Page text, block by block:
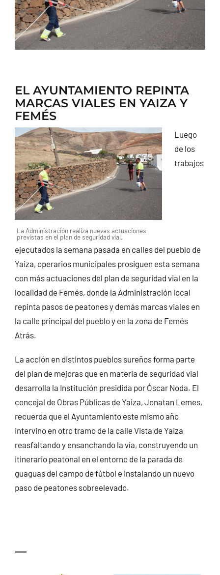
EL AYUNTAMIENTO REPINTA
MARCAS VIALES EN YAIZA Y
FEMÉS
La Administración realiza nuevas actuaciones
previstas en el plan de seguridad vial.
Luego
de los
trabajos
ejecutados la semana pasada en calles del pueblo de
Yaiza, operarios municipales prosiguen esta semana
con más actuaciones del plan de seguridad vial en la
localidad de Femés, donde la Administración local
repinta pasos de peatones y demás marcas viales en
la calle principal del pueblo y en la zona de Femés
Atrás.
La acción en distintos pueblos sureños forma parte
del plan de mejoras que en materia de seguridad vial
desarrolla la Institución presidida por Óscar Noda. El
concejal de Obras Públicas de Yaiza, Jonatan Lemes,
recuerda que el Ayuntamiento este mismo año
intervino en otro tramo de la calle Vista de Yaiza
reasfaltando y ensanchando la vía, construyendo un
itinerario peatonal en el entorno de la parada de
guaguas del campo de fútbol e instalando un nuevo
paso de peatones sobreelevado.
—